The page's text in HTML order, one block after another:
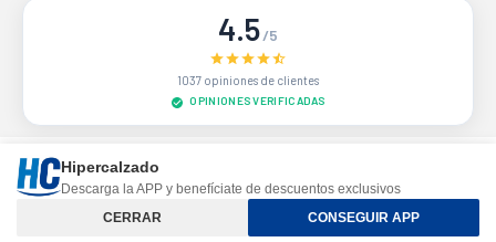
4.5/5
1037 opiniones de clientes
OPINIONES VERIFICADAS
Sitio protegido por reCAPTCHA.
Controle su privacidad
Hipercalzado
Descarga la APP y benefíciate de descuentos exclusivos
CERRAR
CONSEGUIR APP